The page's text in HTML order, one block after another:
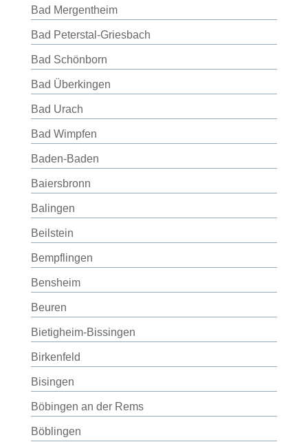
Bad Mergentheim
Bad Peterstal-Griesbach
Bad Schönborn
Bad Überkingen
Bad Urach
Bad Wimpfen
Baden-Baden
Baiersbronn
Balingen
Beilstein
Bempflingen
Bensheim
Beuren
Bietigheim-Bissingen
Birkenfeld
Bisingen
Böbingen an der Rems
Böblingen